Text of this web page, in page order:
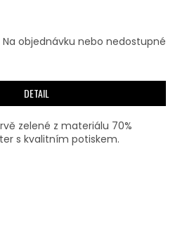
Na objednávku nebo nedostupné
DETAIL
zelené z materiálu 70%
s kvalitním potiskem.